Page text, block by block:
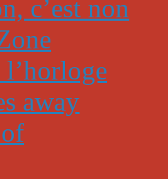
c’est non
l’horloge
away